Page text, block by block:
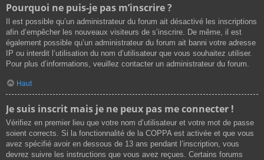
Pourquoi ne puis-je pas m’inscrire ?
Il est possible qu’un administrateur du forum ait désactivé les inscriptions
afin d’empêcher les nouveaux visiteurs de s’inscrire. De même, il est
également possible qu’un administrateur du forum ait banni votre adresse
IP ou interdit l’utilisation du nom d’utilisateur que vous souhaitez utiliser.
Pour plus d’informations, veuillez contacter un administrateur du forum.
Haut
Je suis inscrit mais je ne peux pas me connecter !
Vérifiez en premier lieu que votre nom d’utilisateur et votre mot de passe
soient corrects. Si la fonctionnalité de la COPPA est activée et que vous
avez spécifié avoir en dessous de 13 ans pendant l’inscription, vous
devrez suivre les instructions que vous avez reçues. Certains forums